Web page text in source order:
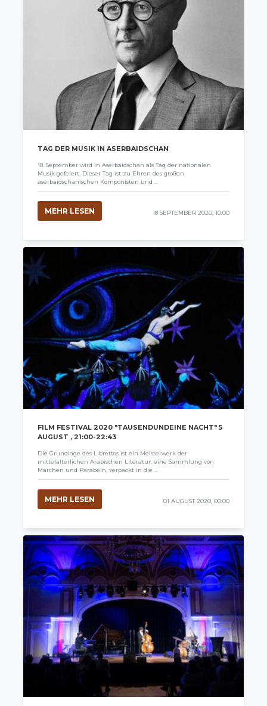
TAG DER MUSIK IN ASERBAIDSCHAN
18. September wird in Aserbaidschan als Tag der nationalen
Musik gefeiert. Dieser Tag ist zu Ehren des großen
aserbaidschanischen Komponisten und ...
MEHR LESEN 18 SEPTEMBER 2020, 10:00
FILM FESTIVAL 2020 "TAUSENDUNDEINE NACHT" 5
AUGUST , 21:00-22:43
Die Grundlage des Librettos ist ein Meisterwerk der
mittelalterlichen Arabischen Literatur, eine Sammlung von
Märchen und Parabeln, verpackt in die ...
MEHR LESEN 01 AUGUST 2020, 00:00